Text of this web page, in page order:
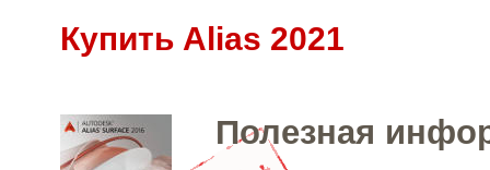
Купить Alias 2021
Полезная